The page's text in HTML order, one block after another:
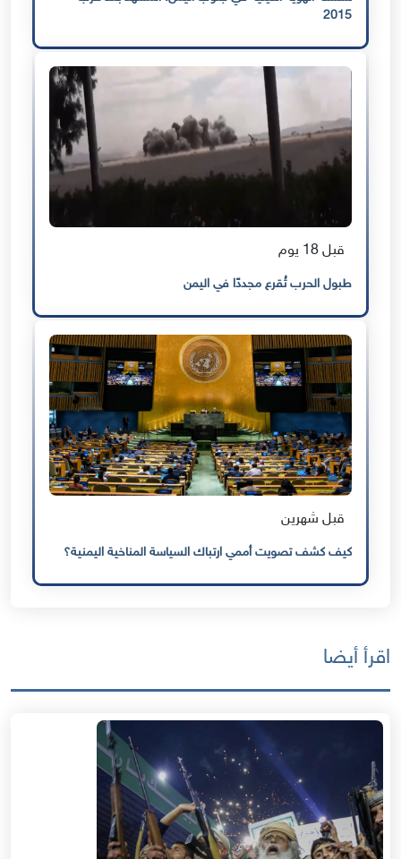
2015
قبل 18 يوم
طبول الحرب تُقرع مجددًا في اليمن
قبل شهرين
كيف كشف تصويت أممي ارتباك السياسة المناخية اليمنية؟
اقرأ أيضا